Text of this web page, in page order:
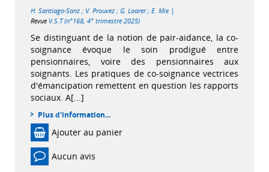
H. Santiago-Sanz ; V. Prouvez ; G. Loarer; E. Mie |
Revue V.S.T (n°168, 4° trimestre 2025)
Se distinguant de la notion de pair-aidance, la co-
soignance évoque le soin prodigué entre
pensionnaires, voire des pensionnaires aux
soignants. Les pratiques de co-soignance vectrices
d'émancipation remettent en question les rapports
sociaux. A[...]
Plus d'information...
Ajouter au panier
Aucun avis